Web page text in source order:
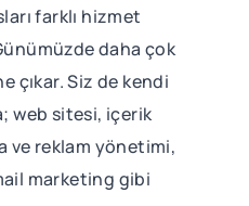
farklı hizmet
daha çok
çıkar. Siz de kendi
web sitesi, içerik
ve reklam yönetimi,
marketing gibi